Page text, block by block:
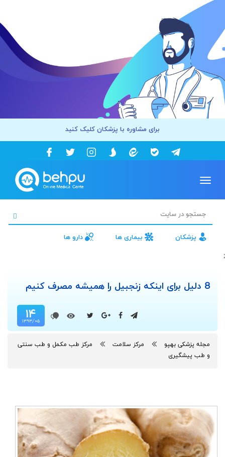
برای مشاوره با پزشکان کلیک کنید
Toggle
پزشکان بیماری ها دارو ها
;
8 دلیل برای اینکه زنجبیل را همیشه مصرف کنیم
۱۴
۱۳۹۳/۰۵
مجله پزشکی بهپو مرکز سلامت
مرکز طب مکمل و طب سنتی
و طب پیشگیری